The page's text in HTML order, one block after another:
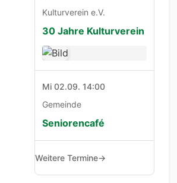
Kulturverein e.V.
30 Jahre Kulturverein
Mi 02.09. 14:00
Gemeinde
Seniorencafé
Weitere Termine→